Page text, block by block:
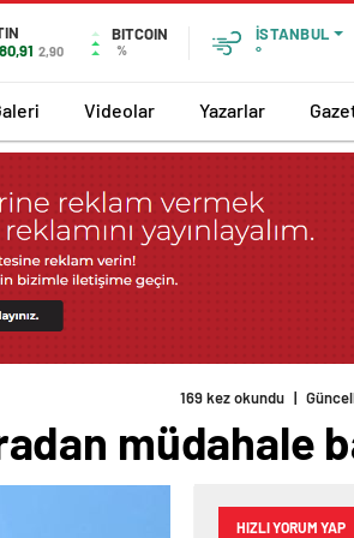
2,90
BITCOIN
%
İSTANBUL
°
Videolar Yazarlar
169 kez okundu |
müdahale
HIZLI YORUM YAP